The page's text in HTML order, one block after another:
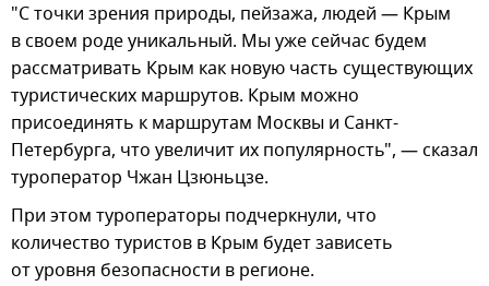
"С точки зрения природы, пейзажа, людей — Крым
в своем роде уникальный. Мы уже сейчас будем
рассматривать Крым как новую часть существующих
туристических маршрутов. Крым можно
присоединять к маршрутам Москвы и Санкт-
Петербурга, что увеличит их популярность", — сказал
туроператор Чжан Цзюньцзе.
При этом туроператоры подчеркнули, что
количество туристов в Крым будет зависеть
от уровня безопасности в регионе.